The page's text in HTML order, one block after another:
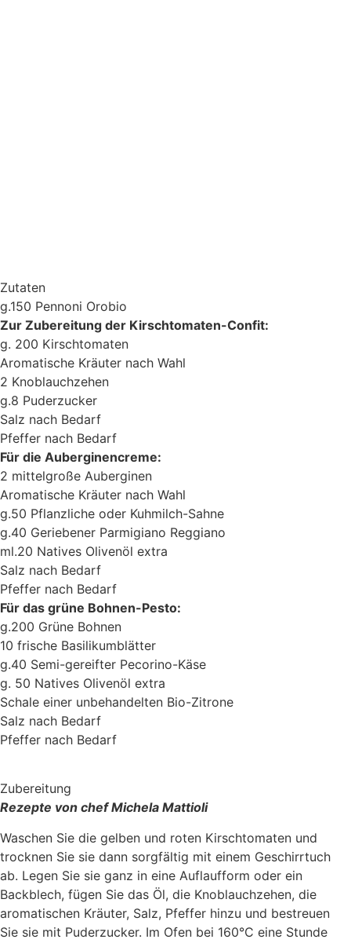
Zutaten
g.150 Pennoni Orobio
Zur Zubereitung der Kirschtomaten-Confit:
g. 200 Kirschtomaten
Aromatische Kräuter nach Wahl
2 Knoblauchzehen
g.8 Puderzucker
Salz nach Bedarf
Pfeffer nach Bedarf
Für die Auberginencreme:
2 mittelgroße Auberginen
Aromatische Kräuter nach Wahl
g.50 Pflanzliche oder Kuhmilch-Sahne
g.40 Geriebener Parmigiano Reggiano
ml.20 Natives Olivenöl extra
Salz nach Bedarf
Pfeffer nach Bedarf
Für das grüne Bohnen-Pesto:
g.200 Grüne Bohnen
10 frische Basilikumblätter
g.40 Semi-gereifter Pecorino-Käse
g. 50 Natives Olivenöl extra
Schale einer unbehandelten Bio-Zitrone
Salz nach Bedarf
Pfeffer nach Bedarf
Zubereitung
Rezepte von chef Michela Mattioli
Waschen Sie die gelben und roten Kirschtomaten und
trocknen Sie sie dann sorgfältig mit einem Geschirrtuch
ab. Legen Sie sie ganz in eine Auflaufform oder ein
Backblech, fügen Sie das Öl, die Knoblauchzehen, die
aromatischen Kräuter, Salz, Pfeffer hinzu und bestreuen
Sie sie mit Puderzucker. Im Ofen bei 160°C eine Stunde